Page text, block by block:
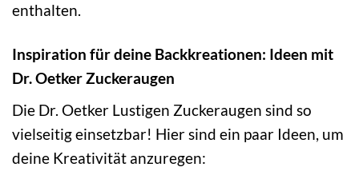
enthalten.
Inspiration für deine Backkreationen: Ideen mit
Dr. Oetker Zuckeraugen
Die Dr. Oetker Lustigen Zuckeraugen sind so
vielseitig einsetzbar! Hier sind ein paar Ideen, um
deine Kreativität anzuregen: